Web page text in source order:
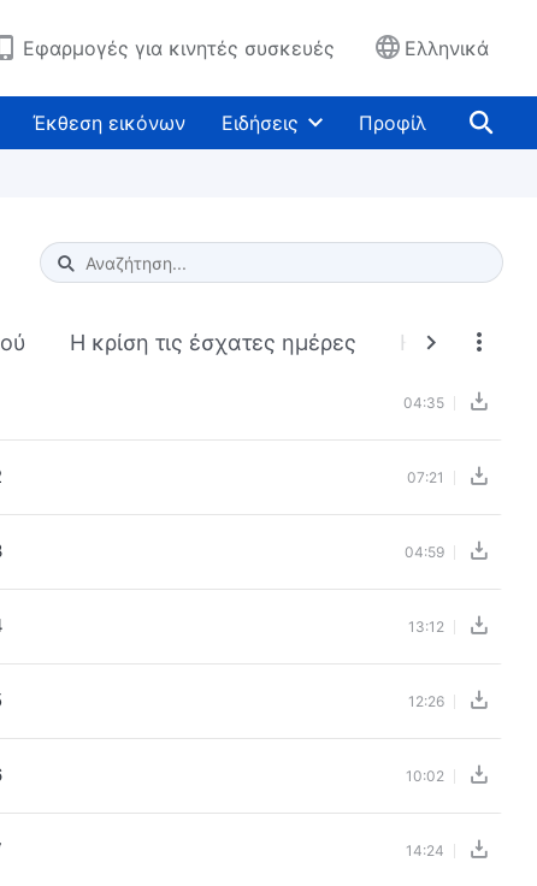
Εφαρμογές για κινητές συσκευές Ελληνικά
Έκθεση εικόνων Ειδήσεις Προφίλ
Type 1 or more characters for results.
Η κρίση τις έσχατες ημέρες Η
04:35
07:21
04:59
13:12
12:26
10:02
14:24